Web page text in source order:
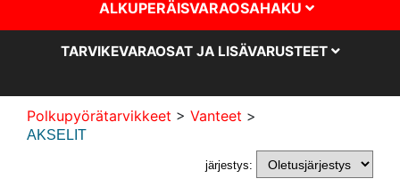
ALKUPERÄISVARAOSAHAKU
TARVIKEVARAOSAT JA LISÄVARUSTEET
Polkupyörätarvikkeet > Vanteet >
AKSELIT
järjestys: